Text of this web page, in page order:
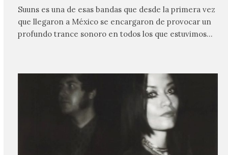
Suuns es una de esas bandas que desde la primera vez
que llegaron a México se encargaron de provocar un
profundo trance sonoro en todos los que estuvimos